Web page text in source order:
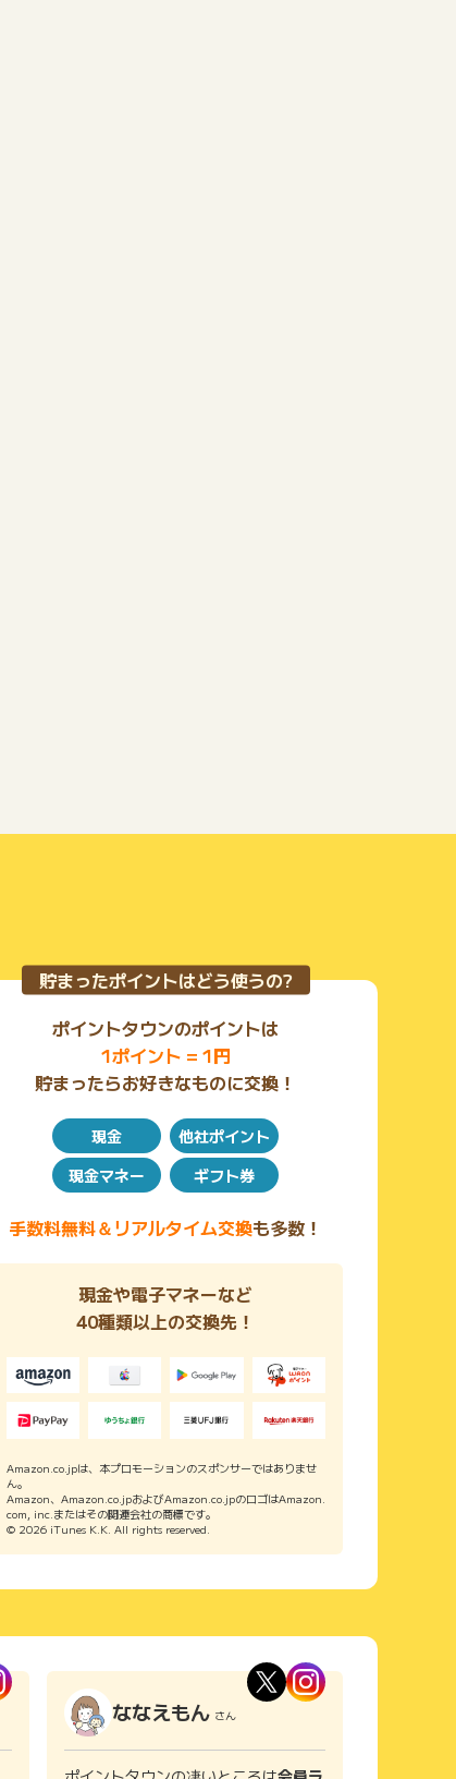
貯まったポイントはどう使うの?
ポイントタウンのポイントは
1ポイント = 1円
貯まったらお好きなものに交換！
現金
他社ポイント
現金マネー
ギフト券
手数料無料＆リアルタイム交換も多数！
現金や電子マネーなど
40種類以上の交換先！
Amazon.co.jpは、本プロモーションのスポンサーではありませ
ん。
Amazon、Amazon.co.jpおよびAmazon.co.jpのロゴはAmazon.
com, inc.またはその関連会社の商標です。
© 2026 iTunes K.K. All rights reserved.
ななえもん さん